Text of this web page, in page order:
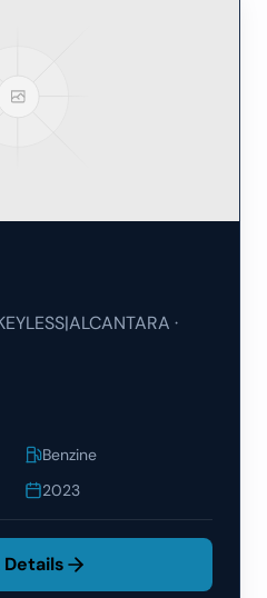
·
Benzine
2023
Details